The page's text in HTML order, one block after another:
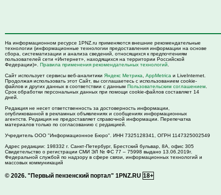
На информационном ресурсе 1PNZ.ru применяются внешние рекомендательные
технологии (информационные технологии предоставления информации на основе
сбора, систематизации и анализа сведений, относящихся к предпочтениям
пользователей сети «Интернет», находящихся на территории Российской
Федерации)». Правила применения рекомендательных технологий
Сайт использует сервисы веб-аналитики Яндекс Метрика AppMetrica и LiveInternet.
Продолжая использовать этот Сайт, вы соглашаетесь с использованием cookie-
файлов и других данных в соответствии с данным Пользовательским соглашением
Срок обработки персональных данных при помощи cookie-файлов составляет 14
дней.
Редакция не несет ответственность за достоверность информации,
опубликованной в рекламных объявлениях и сообщениях информационных
агентств. Редакция не предоставляет справочной информации. Перепечатка
материалов только по согласованию с редакцией.
Учредитель ООО "Информационное Бюро". ИНН 7325128341, ОГРН 1147325002549
Адрес редакции: 198332 г. Санкт-Петербург, Брестский бульвар, 8А, офис 305
Свидетельство о регистрации СМИ ЭЛ № ФС 77 – 75998 выдано 13.06.2019г.
Федеральной службой по надзору в сфере связи, информационных технологий и
массовых коммуникаций
© 2026. "Первый пензенский портал" 1PNZ.RU 18+